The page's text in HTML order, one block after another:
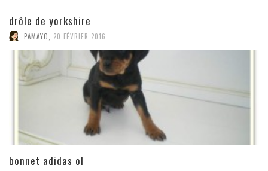
drôle de yorkshire
PAMAYO 20 FÉVRIER 2016
bonnet adidas ol